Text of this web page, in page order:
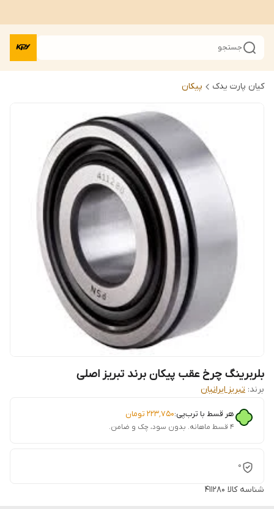
جستجو
کیان پارت یدک پیکان
بلربرینگ چرخ عقب پیکان برند تبریز اصلی
برند: تبریز ایرانیان
هر قسط با ترب‌پی:۲۲۳٬۷۵۰ تومان
۴ قسط ماهانه. بدون سود، چک و ضامن.
0
شناسه کالا 411280